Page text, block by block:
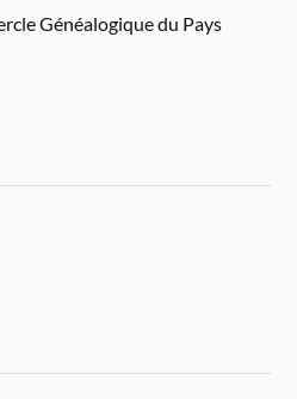
Généalogique du Pays